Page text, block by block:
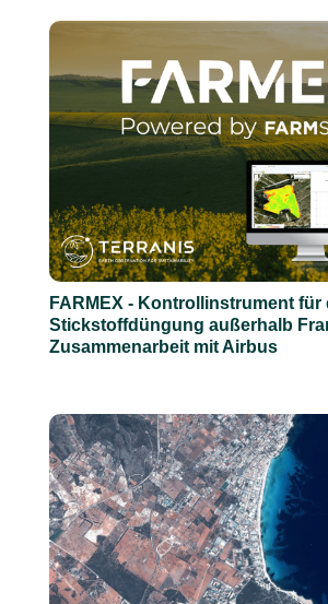
FARMEX - Kontrollinstrument für
Stickstoffdüngung außerhalb
Zusammenarbeit mit Airbus